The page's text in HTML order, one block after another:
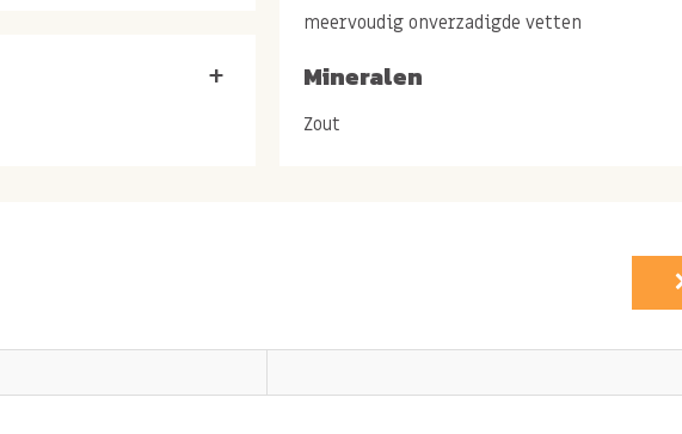
zijn voor voldoende
en heerlijk om zo
te roosteren of in
meervoudig onverzadigde vetten
Mineralen
Zout
+